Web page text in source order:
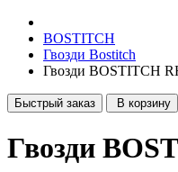
BOSTITCH
Гвозди Bostitch
Гвозди BOSTITCH
Быстрый заказ В корзину
Гвозди